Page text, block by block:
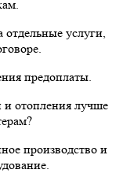
отдельные услуги,
предоплаты.
отопления лучше
производство и